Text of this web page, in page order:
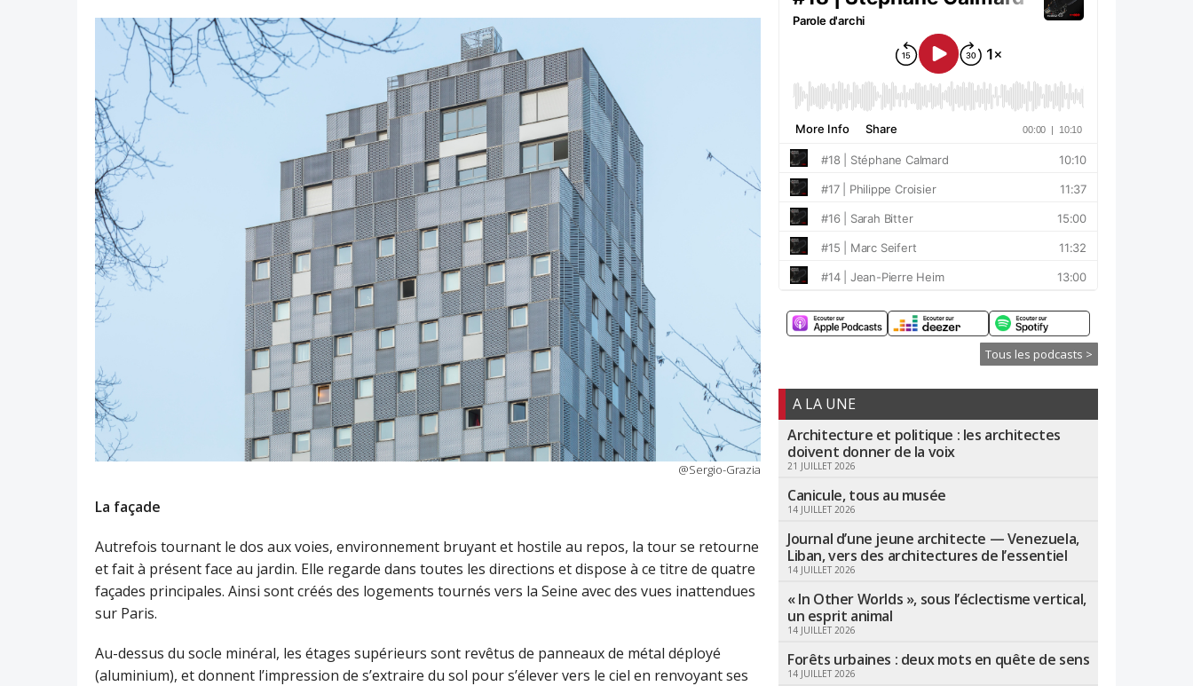
@Sergio-Grazia
La façade
Autrefois tournant le dos aux voies, environnement bruyant et hostile au repos, la tour se retourne
et fait à présent face au jardin. Elle regarde dans toutes les directions et dispose à ce titre de quatre
façades principales. Ainsi sont créés des logements tournés vers la Seine avec des vues inattendues
sur Paris.
Au-dessus du socle minéral, les étages supérieurs sont revêtus de panneaux de métal déployé
(aluminium), et donnent l’impression de s’extraire du sol pour s’élever vers le ciel en renvoyant ses
Tous les podcasts >
A LA UNE
Architecture et politique : les architectes
doivent donner de la voix
21 JUILLET 2026
Canicule, tous au musée
14 JUILLET 2026
Journal d’une jeune architecte — Venezuela,
Liban, vers des architectures de l’essentiel
14 JUILLET 2026
« In Other Worlds », sous l’éclectisme vertical,
un esprit animal
14 JUILLET 2026
Forêts urbaines : deux mots en quête de sens
14 JUILLET 2026